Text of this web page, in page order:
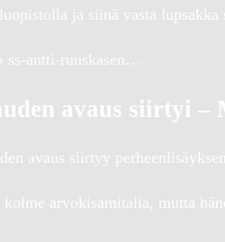
ja siinä vasta
antti-ruuskasen…
avaus siirtyi –
avaus siirtyy
arvokisamitalia, mutta